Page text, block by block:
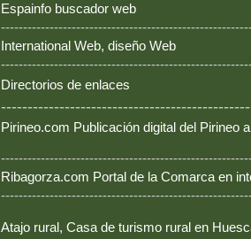
Espainfo buscador web
International Web, diseño Web
Directorios de enlaces
Pirineo.com Publicación digital del Pirineo
Ribagorza.com Portal de la Comarca en
Atajo rural, Casa de turismo rural en